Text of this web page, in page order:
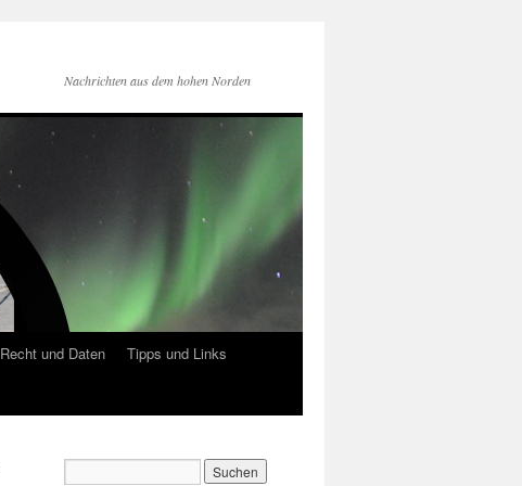
Nachrichten aus dem hohen Norden
Recht und Daten
Tipps und Links